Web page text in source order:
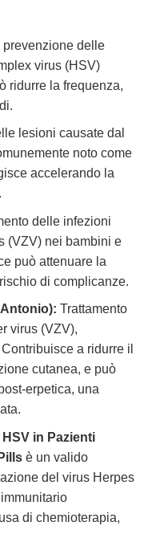
prevenzione delle
virus (HSV)
ridurre la frequenza,
lesioni causate dal
noto come
accelerando la
delle infezioni
(VZV) nei bambini e
può attenuare la
di complicanze.
Trattamento
virus (VZV),
a ridurre il
cutanea, e può
erpetica, una
in Pazienti
è un valido
del virus Herpes
di chemioterapia,